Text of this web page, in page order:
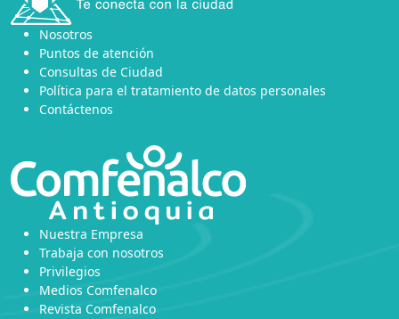
Nosotros
Puntos de atención
Consultas de Ciudad
Política para el tratamiento de datos personales
Contáctenos
Nuestra Empresa
Trabaja con nosotros
Privilegios
Medios Comfenalco
Revista Comfenalco